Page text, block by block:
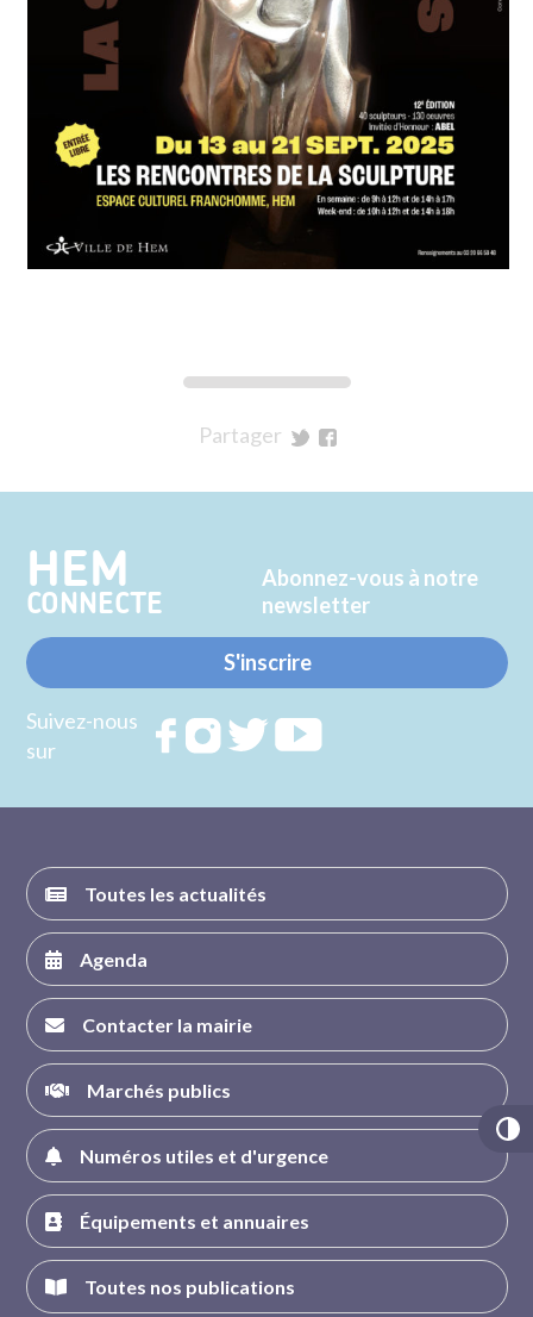
Partager
Twitter
Facebook
HEM
CONNECTE
Abonnez-vous à notre
newsletter
S'inscrire
Suivez-nous
sur
RejoignezRejoignezRejoignez
Toutes les actualités
Agenda
Contacter la mairie
Marchés publics
Numéros utiles et d'urgence
Équipements et annuaires
Toutes nos publications